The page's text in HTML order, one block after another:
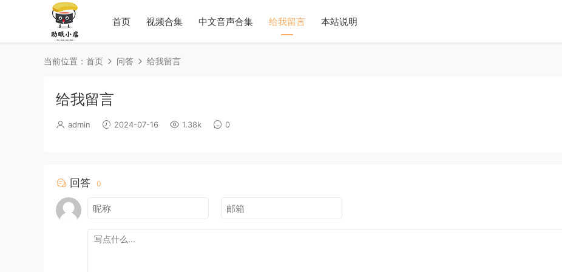
首页 视频合集 中文音声合集 给我留言 本站说明
当前位置： 首页 问答 给我留言
给我留言
admin 2024-07-16 1.38k 0
回答 0